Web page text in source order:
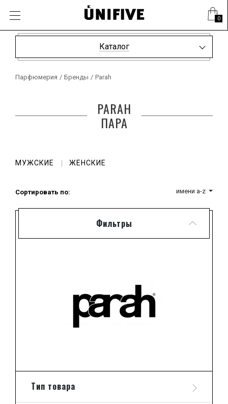
0
Каталог
Парфюмерия / Бренды / Parah
PARAH
ПАРА
МУЖСКИЕ ЖЕНСКИЕ
Фильтры
Тип товара
Сортировать по: имени a-z